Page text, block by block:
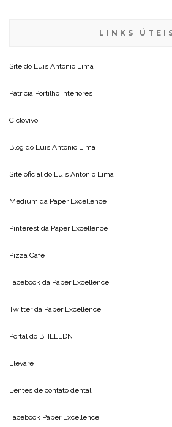
LINKS
Site do Luis Antonio Lima
Patricia Portilho Interiores
Ciclovivo
Blog do Luis Antonio Lima
Site oficial do Luis Antonio Lima
Medium da Paper Excellence
Pinterest da Paper Excellence
Pizza Cafe
Facebook da Paper Excellence
Twitter da Paper Excellence
Portal do BHELEDN
Elevare
Lentes de contato dental
Facebook Paper Excellence